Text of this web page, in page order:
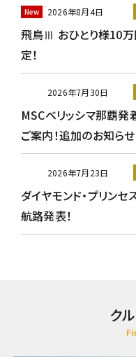
2026年8月4日
飛鳥Ⅲ おひとり様10万
定！
2026年7月30日
MSCベリッシマ那覇発
ご案内！追加のお知らせ
2026年7月23日
ダイヤモンド・プリン
航路発表！
ク